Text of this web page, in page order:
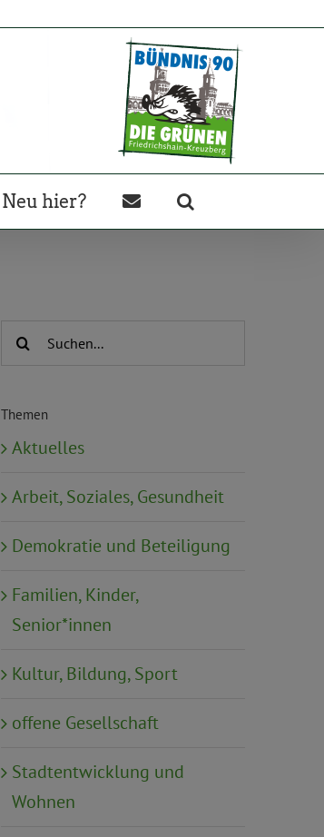
Neu hier?
Suche
Themen
Aktuelles
Arbeit, Soziales, Gesundheit
Demokratie und Beteiligung
Familien, Kinder,
Senior*innen
Kultur, Bildung, Sport
offene Gesellschaft
Stadtentwicklung und
Wohnen